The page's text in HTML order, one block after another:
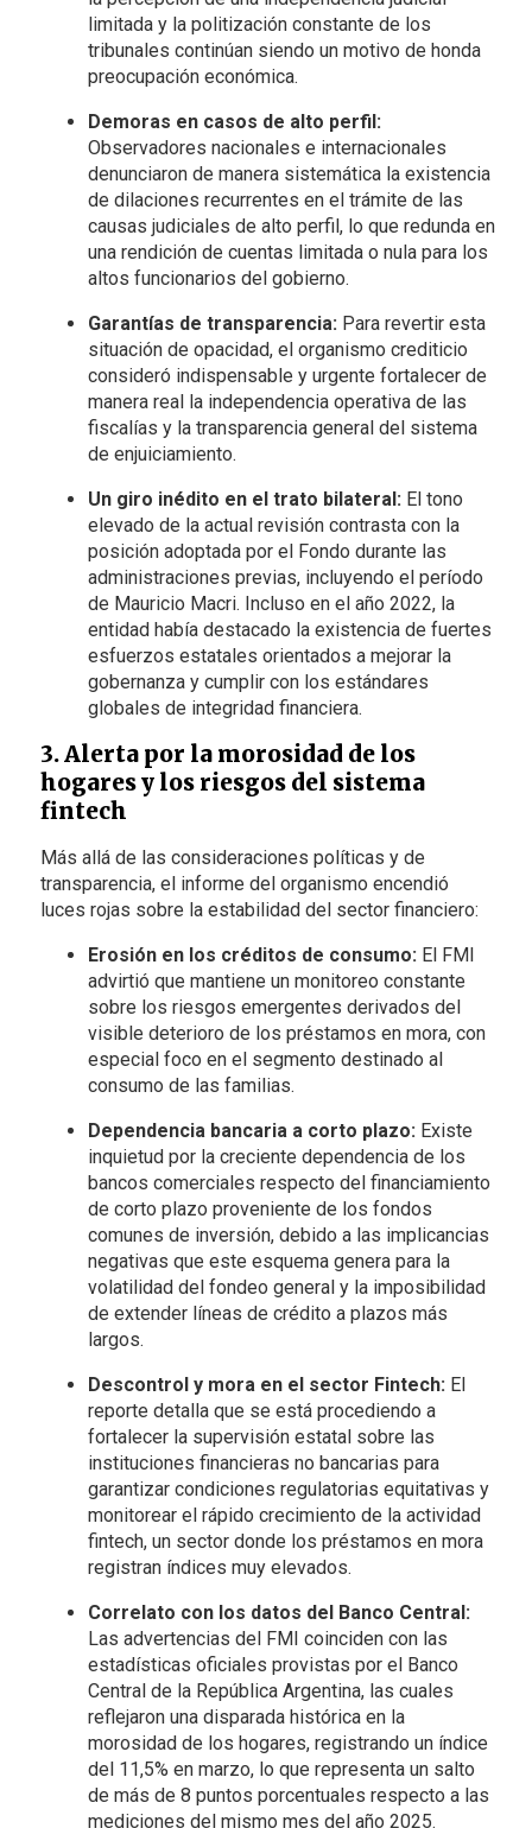
limitada y la politización constante de los
tribunales continúan siendo un motivo de honda
preocupación económica.
Demoras en casos de alto perfil:
Observadores nacionales e internacionales
denunciaron de manera sistemática la existencia
de dilaciones recurrentes en el trámite de las
causas judiciales de alto perfil, lo que redunda en
una rendición de cuentas limitada o nula para los
altos funcionarios del gobierno.
Garantías de transparencia:Para revertir esta
situación de opacidad, el organismo crediticio
consideró indispensable y urgente fortalecer de
manera real la independencia operativa de las
fiscalías y la transparencia general del sistema
de enjuiciamiento.
Un giro inédito en el trato bilateral:El tono
elevado de la actual revisión contrasta con la
posición adoptada por el Fondo durante las
administraciones previas, incluyendo el período
de Mauricio Macri. Incluso en el año 2022, la
entidad había destacado la existencia de fuertes
esfuerzos estatales orientados a mejorar la
gobernanza y cumplir con los estándares
globales de integridad financiera.
3. Alerta por la morosidad de los
hogares y los riesgos del sistema
fintech
Más allá de las consideraciones políticas y de
transparencia, el informe del organismo encendió
luces rojas sobre la estabilidad del sector financiero:
Erosión en los créditos de consumo:El FMI
advirtió que mantiene un monitoreo constante
sobre los riesgos emergentes derivados del
visible deterioro de los préstamos en mora, con
especial foco en el segmento destinado al
consumo de las familias.
Dependencia bancaria a corto plazo:Existe
inquietud por la creciente dependencia de los
bancos comerciales respecto del financiamiento
de corto plazo proveniente de los fondos
comunes de inversión, debido a las implicancias
negativas que este esquema genera para la
volatilidad del fondeo general y la imposibilidad
de extender líneas de crédito a plazos más
largos.
Descontrol y mora en el sector Fintech:El
reporte detalla que se está procediendo a
fortalecer la supervisión estatal sobre las
instituciones financieras no bancarias para
garantizar condiciones regulatorias equitativas y
monitorear el rápido crecimiento de la actividad
fintech, un sector donde los préstamos en mora
registran índices muy elevados.
Correlato con los datos del Banco Central:
Las advertencias del FMI coinciden con las
estadísticas oficiales provistas por el Banco
Central de la República Argentina, las cuales
reflejaron una disparada histórica en la
morosidad de los hogares, registrando un índice
del 11,5% en marzo, lo que representa un salto
de más de 8 puntos porcentuales respecto a las
mediciones del mismo mes del año 2025.